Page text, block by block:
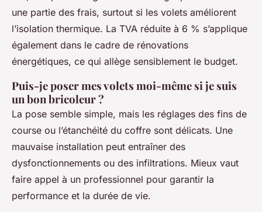
une partie des frais, surtout si les volets améliorent
l’isolation thermique. La TVA réduite à 6 % s’applique
également dans le cadre de rénovations
énergétiques, ce qui allège sensiblement le budget.
Puis-je poser mes volets moi-même si je suis
un bon bricoleur ?
La pose semble simple, mais les réglages des fins de
course ou l’étanchéité du coffre sont délicats. Une
mauvaise installation peut entraîner des
dysfonctionnements ou des infiltrations. Mieux vaut
faire appel à un professionnel pour garantir la
performance et la durée de vie.